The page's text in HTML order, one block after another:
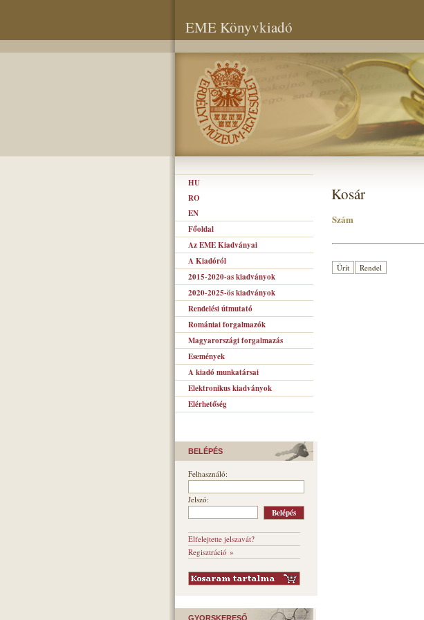
EME Könyvkiadó
HU
RO
EN
Főoldal
Az EME Kiadványai
A Kiadóról
2015-2020-as kiadványok
2020-2025-ös kiadványok
Rendelési útmutató
Romániai forgalmazók
Magyarországi forgalmazás
Események
A kiadó munkatársai
Elektronikus kiadványok
Elérhetőség
BELÉPÉS
Felhasználó:
Jelszó:
Elfelejtette jelszavát?
Regisztráció »
GYORSKERESŐ
Kosár
Szám